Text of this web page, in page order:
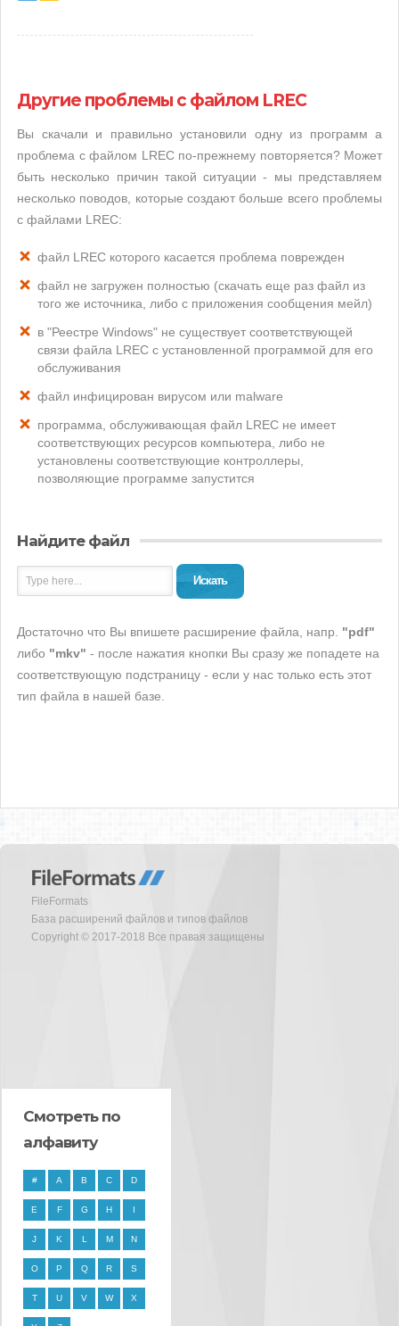
Другие проблемы с файлом LREC
Вы скачали и правильно установили одну из программ а
проблема с файлом LREC по-прежнему повторяется? Может
быть несколько причин такой ситуации - мы представляем
несколько поводов, которые создают больше всего проблемы
с файлами LREC:
файл LREC которого касается проблема поврежден
файл не загружен полностью (скачать еще раз файл из
того же источника, либо с приложения сообщения мейл)
в "Реестре Windows" не существует соответствующей
связи файла LREC с установленной программой для его
обслуживания
файл инфицирован вирусом или malware
программа, обслуживающая файл LREC не имеет
соответствующих ресурсов компьютера, либо не
установлены соответствующие контроллеры,
позволяющие программе запустится
Найдите файл
Искать
Достаточно что Вы впишете расширение файла, напр. "pdf"
либо "mkv" - после нажатия кнопки Вы сразу же попадете на
соответствующую подстраницу - если у нас только есть этот
тип файла в нашей базе.
FileFormats
База расширений файлов и типов файлов
Copyright © 2017-2018 Все правая защищены
Смотреть по
алфавиту
# A B C D
E F G H I
J K L M N
O P Q R S
T U V W X